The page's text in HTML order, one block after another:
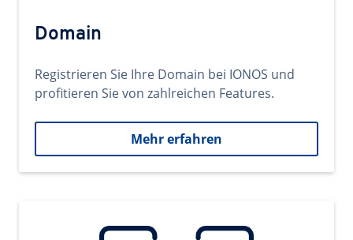
Domain
Registrieren Sie Ihre Domain bei IONOS und
profitieren Sie von zahlreichen Features.
Mehr erfahren